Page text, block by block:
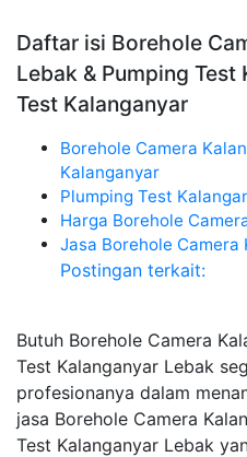
Daftar isi Borehole
Lebak & Pumping
Test Kalanganyar
Borehole Camera
Kalanganyar
Plumping Test
Harga Borehole
Jasa Borehole Camera
Postingan terkait:
Butuh Borehole Camera
Test Kalanganyar Lebak
profesionanya dalam
jasa Borehole Camera
Test Kalanganyar Lebak